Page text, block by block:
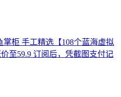
柜 手工精选【108个蓝海虚拟
至59.9 订阅后，凭截图支付记